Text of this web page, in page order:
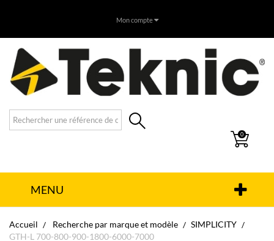
Mon compte
0
MENU
Accueil Recherche par marque et modèle
SIMPLICITY
GTH-L 700-800-900-1800-6000-7000